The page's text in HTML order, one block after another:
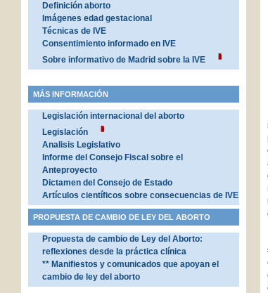
Definición aborto
Imágenes edad gestacional
Técnicas de IVE
Consentimiento informado en IVE
Sobre informativo de Madrid sobre la IVE
MÁS INFORMACIÓN
Legislación internacional del aborto
Legislación
Analisis Legislativo
Informe del Consejo Fiscal sobre el
Anteproyecto
Dictamen del Consejo de Estado
Artículos científicos sobre consecuencias de IVE
PROPUESTA DE CAMBIO DE LEY DEL ABORTO
Propuesta de cambio de Ley del Aborto:
reflexiones desde la práctica clínica
** Manifiestos y comunicados que apoyan el
cambio de ley del aborto